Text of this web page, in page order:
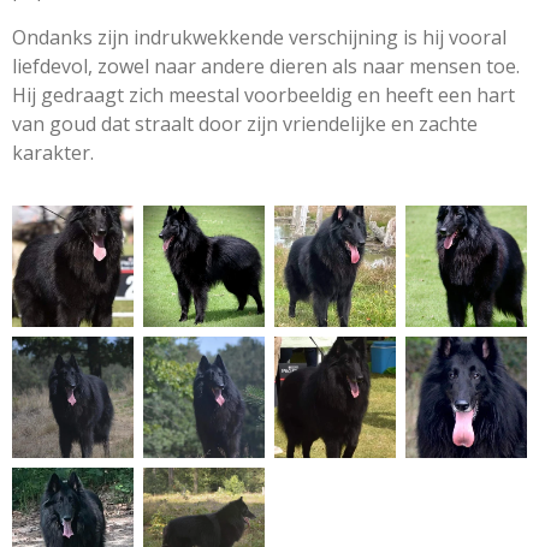
Ondanks zijn indrukwekkende verschijning is hij vooral
liefdevol, zowel naar andere dieren als naar mensen toe.
Hij gedraagt zich meestal voorbeeldig en heeft een hart
van goud dat straalt door zijn vriendelijke en zachte
karakter.